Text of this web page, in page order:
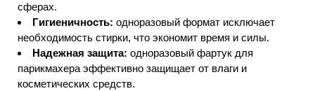
сферах.
Гигиеничность: одноразовый формат исключает
необходимость стирки, что экономит время и силы.
Надежная защита: одноразовый фартук для
парикмахера эффективно защищает от влаги и
косметических средств.